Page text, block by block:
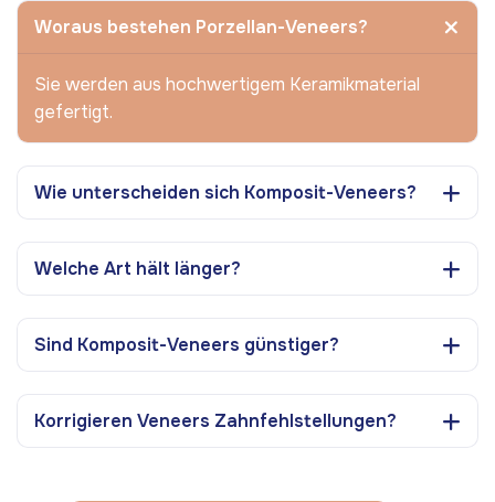
Woraus bestehen Porzellan-Veneers?
Sie werden aus hochwertigem Keramikmaterial
gefertigt.
Wie unterscheiden sich Komposit-Veneers?
Welche Art hält länger?
Sind Komposit-Veneers günstiger?
Korrigieren Veneers Zahnfehlstellungen?